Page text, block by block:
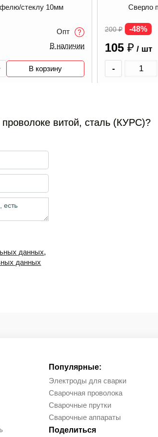
стеклу 8мм
Опт
В наличии
В корзину
19 900₽ -23%
15 400
-
витой, сталь (КУРС)?
данных,
данных
Популярные:
Электроды для сварки
Сварочная проволока
Сварочные прутки
Сварочные аппараты
Поделиться